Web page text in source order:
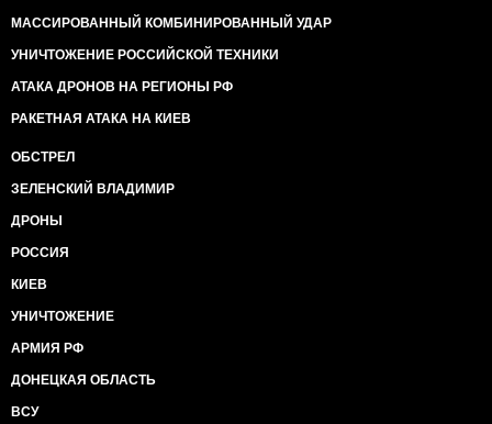
МАССИРОВАННЫЙ КОМБИНИРОВАННЫЙ УДАР
УНИЧТОЖЕНИЕ РОССИЙСКОЙ ТЕХНИКИ
АТАКА ДРОНОВ НА РЕГИОНЫ РФ
РАКЕТНАЯ АТАКА НА КИЕВ
ОБСТРЕЛ
ЗЕЛЕНСКИЙ ВЛАДИМИР
ДРОНЫ
РОССИЯ
КИЕВ
УНИЧТОЖЕНИЕ
АРМИЯ РФ
ДОНЕЦКАЯ ОБЛАСТЬ
ВСУ